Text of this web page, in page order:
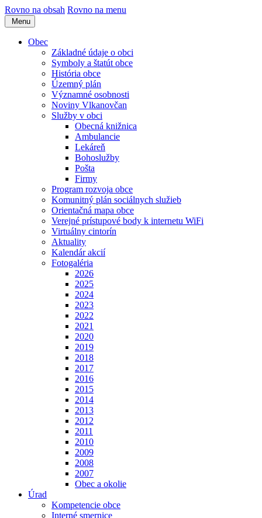
Rovno na obsah Rovno na menu
Menu
Obec
Základné údaje o obci
Symboly a štatút obce
História obce
Územný plán
Významné osobnosti
Noviny Vlkanovčan
Služby v obci
Obecná knižnica
Ambulancie
Lekáreň
Bohoslužby
Pošta
Firmy
Program rozvoja obce
Komunitný plán sociálnych služieb
Orientačná mapa obce
Verejné prístupové body k internetu WiFi
Virtuálny cintorín
Aktuality
Kalendár akcií
Fotogaléria
2026
2025
2024
2023
2022
2021
2020
2019
2018
2017
2016
2015
2014
2013
2012
2011
2010
2009
2008
2007
Obec a okolie
Úrad
Kompetencie obce
Interné smernice